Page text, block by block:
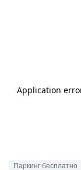
Паркинг бесплатно